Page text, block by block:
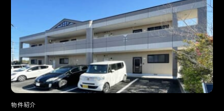
物件紹介